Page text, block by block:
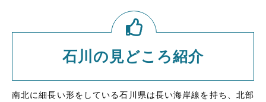
石川の見どころ紹介
南北に細長い形をしている石川県は長い海岸線を持ち、北部